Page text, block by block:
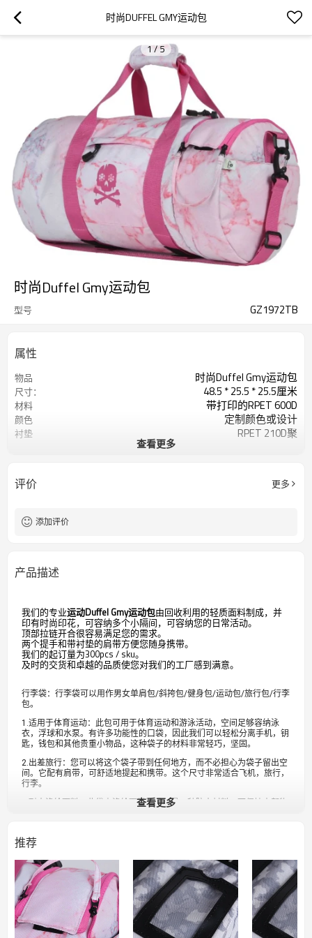
时尚DUFFEL GMY运动包
1/5
时尚Duffel Gmy运动包
型号 GZ1972TB
属性
物品 时尚Duffel Gmy运动包
尺寸： 48.5 * 25.5 * 25.5厘米
材料 带打印的RPET 600D
颜色 定制颜色或设计
衬垫 RPET 210D聚
查看更多
评价 更多
添加评价
产品描述
我们的专业运动Duffel Gmy运动包由回收利用的轻质面料制成，并
印有时尚印花，可容纳多个小隔间，可容纳您的日常活动。
顶部拉链开合很容易满足您的需求。
两个提手和带衬垫的肩带方便您随身携带。
我们的起订量为300pcs / sku。
及时的交货和卓越的品质使您对我们的工厂感到满意。
行李袋：行李袋可以用作男女单肩包/斜挎包/健身包/运动包/旅行包/行李
包。
1.适用于体育运动：此包可用于体育运动和游泳活动，空间足够容纳泳
衣，浮球和水泵。有许多功能性的口袋，因此我们可以轻松分离手机，钥
匙，钱包和其他贵重小物品，这种袋子的材料非常轻巧，坚固。
2.出差旅行：您可以将这个袋子带到任何地方，而不必担心为袋子留出空
间。它配有肩带，可舒适地提起和携带。这个尺寸非常适合飞机，旅行，
行李。
3.耐水涤纶面料：此袋由涤纶面料制成，是一种防水材料，可保持内部物
查看更多
推荐